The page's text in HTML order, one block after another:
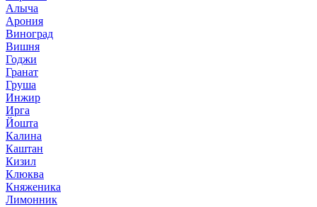
Алыча
Арония
Виноград
Вишня
Годжи
Гранат
Груша
Инжир
Ирга
Йошта
Калина
Каштан
Кизил
Клюква
Княженика
Лимонник